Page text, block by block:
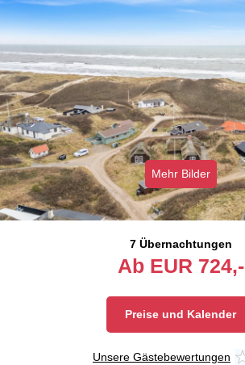
Mehr Bilder
7 Übernachtungen
Ab EUR 724,-
Preise und Kalender
Unsere Gästebewertungen